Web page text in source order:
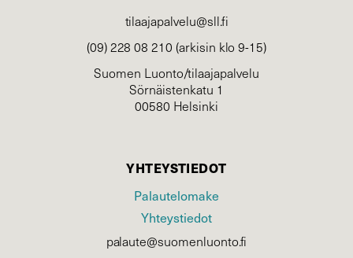
tilaajapalvelu@sll.fi
(09) 228 08 210 (arkisin klo 9-15)
Suomen Luonto/tilaajapalvelu
Sörnäistenkatu 1
00580 Helsinki
YHTEYSTIEDOT
Palautelomake
Yhteystiedot
palaute@suomenluonto.fi